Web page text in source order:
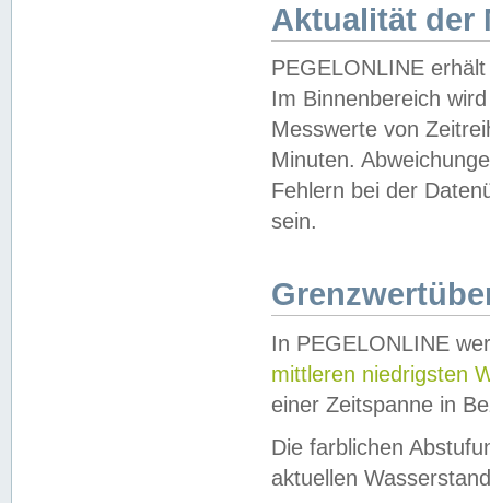
Aktualität der
PEGELONLINE
Im Binnenbereich
Messwerte von
Minuten.
Fehlern bei der
sein.
In PEGELONLINE
mittleren niedrigsten
einer Zeitspanne in
Die farblichen
aktuellen